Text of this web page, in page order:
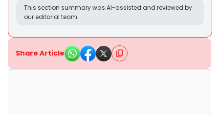
This section summary was AI-assisted and reviewed by
our editorial team.
Share Article